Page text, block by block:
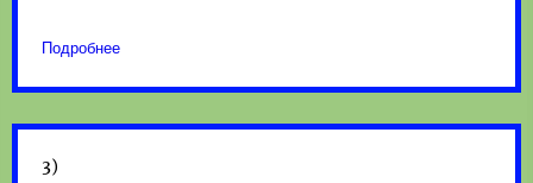
Подробнее
3)